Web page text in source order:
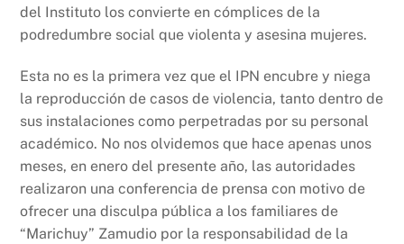
del Instituto los convierte en cómplices de la
podredumbre social que violenta y asesina mujeres.
Esta no es la primera vez que el IPN encubre y niega
la reproducción de casos de violencia, tanto dentro de
sus instalaciones como perpetradas por su personal
académico. No nos olvidemos que hace apenas unos
meses, en enero del presente año, las autoridades
realizaron una conferencia de prensa con motivo de
ofrecer una disculpa pública a los familiares de
“Marichuy” Zamudio por la responsabilidad de la